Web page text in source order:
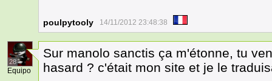
poulpytooly 14/11/2012 23:48:38
28
Equipo
Sur manolo sanctis ça m'étonne, tu
hasard ? c'était mon site et je le